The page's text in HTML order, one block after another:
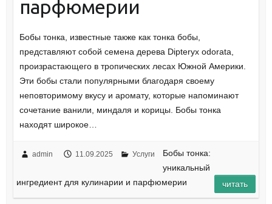
парфюмерии
Бобы тонка, известные также как тонка бобы,
представляют собой семена дерева Dipteryx odorata,
произрастающего в тропических лесах Южной Америки.
Эти бобы стали популярными благодаря своему
неповторимому вкусу и аромату, которые напоминают
сочетание ванили, миндаля и корицы. Бобы тонка
находят широкое…
admin 11.09.2025 Услуги
Бобы тонка:
уникальный
ингредиент для кулинарии и парфюмерии
читать